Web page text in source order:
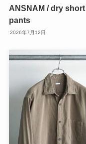
ANSNAM / dry short
pants
2026年7月12日